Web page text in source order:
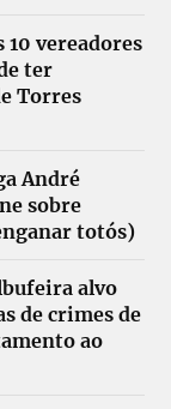
10 vereadores
ter
Torres
André
sobre
totós)
alvo
de crimes de
ao